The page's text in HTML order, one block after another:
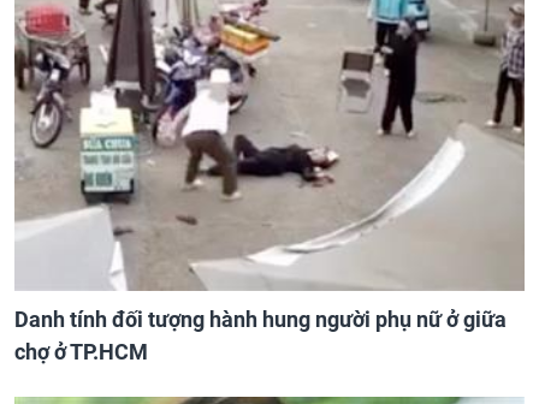
Danh tính đối tượng hành hung người phụ nữ ở giữa
chợ ở TP.HCM